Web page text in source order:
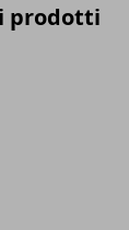
prodotti